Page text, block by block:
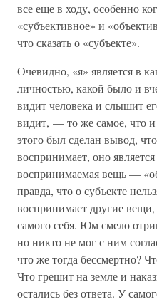
все еще в ходу, особенно
«субъективное» и
что сказать о «субъекте».
Очевидно, «я» является в
личностью, какой было и
видит человека и слышит
видит, — то же самое, что
этого был сделан вывод,
воспринимает, оно
воспринимаемая вещь —
правда, что о субъекте
воспринимает другие
самого себя. Юм смело
но никто не мог с ним
что же тогда бессмертно?
Что грешит на земле и
остались без ответа. У